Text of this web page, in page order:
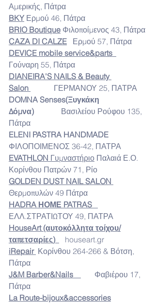
Αμερικής, Πάτρα
BKY Ερμού 46, Πάτρα
BRIO Boutique Φιλοποίμενος 43, Πάτρα
CAZA DI CALZE Ερμού 57, Πάτρα
DEVICE mobile service&parts
Γούναρη 55, Πάτρα
DIANEIRA'S NAILS & Beauty
Salon
ΓΕΡΜΑΝΟΥ 25, ΠΑΤΡΑ
DOMNA Senses(Ξυγκάκη
Δόμνα)
Βασιλείου Ρούφου 135,
Πάτρα
ELENI PASTRA HANDMADE
ΦΙΛΟΠΟΙΜΕΝΟΣ 36-42, ΠΑΤΡΑ
EVATHLON Γυμναστήριο Παλαιά Ε.Ο.
Κορίνθου Πατρών 71, Ρίο
GOLDEN DUST NAIL SALON
Θερμοπυλών 49 Πάτρα
HADRA ΗΟΜΕ PATRAS
ΕΛΛ.ΣΤΡΑΤΙΩΤΟΥ 49, ΠΑΤΡΑ
HouseArt (αυτοκόλλητα τοίχου/
ταπετσαρίες)
houseart.gr
iRepair Κορίνθου 264-266 & Βότση,
Πάτρα
J&M Barber&Nails
Φαβιέρου 17,
Πάτρα
La Route-bijoux&accessories